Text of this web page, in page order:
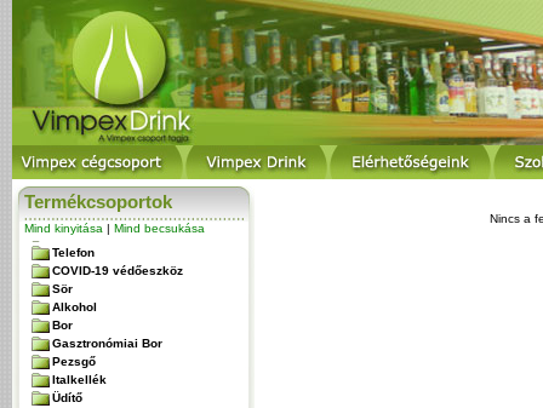
Termékcsoportok
Mind kinyitása | Mind becsukása
Telefon
COVID-19 védőeszköz
Sör
Alkohol
Bor
Gasztronómiai Bor
Pezsgő
Italkellék
Üdítő
Nincs a